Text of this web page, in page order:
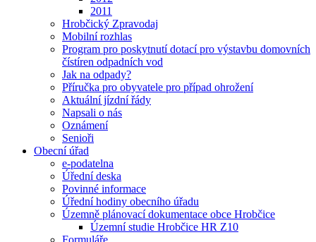
2011
Hrobčický Zpravodaj
Mobilní rozhlas
Program pro poskytnutí dotací pro výstavbu domovních
čístíren odpadních vod
Jak na odpady?
Příručka pro obyvatele pro případ ohrožení
Aktuální jízdní řády
Napsali o nás
Oznámení
Senioři
Obecní úřad
e-podatelna
Úřední deska
Povinné informace
Úřední hodiny obecního úřadu
Územně plánovací dokumentace obce Hrobčice
Územní studie Hrobčice HR Z10
Formuláře